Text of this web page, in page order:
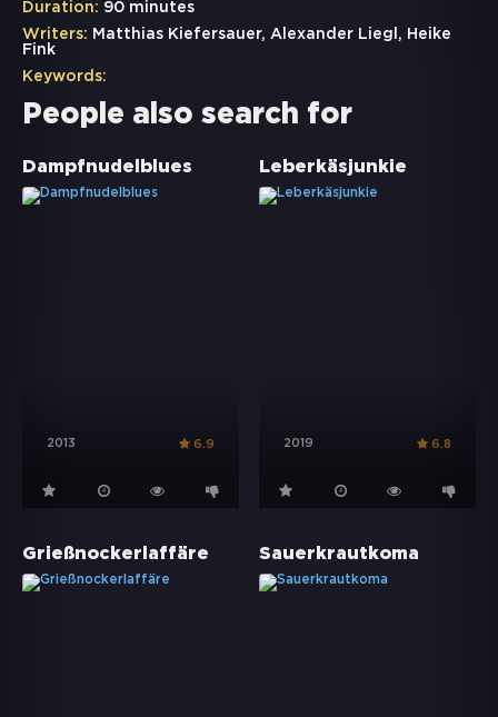
Duration: 90 minutes
Writers: Matthias Kiefersauer, Alexander Liegl, Heike
Fink
Keywords:
People also search for
Dampfnudelblues
2013 6.9
Leberkäsjunkie
2019 6.8
Grießnockerlaffäre Sauerkrautkoma